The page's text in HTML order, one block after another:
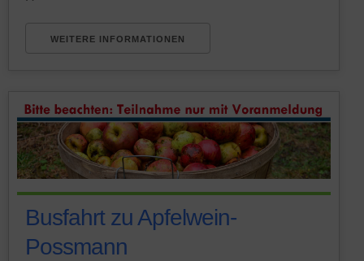
WEITERE INFORMATIONEN
Busfahrt zu Apfelwein-
Possmann